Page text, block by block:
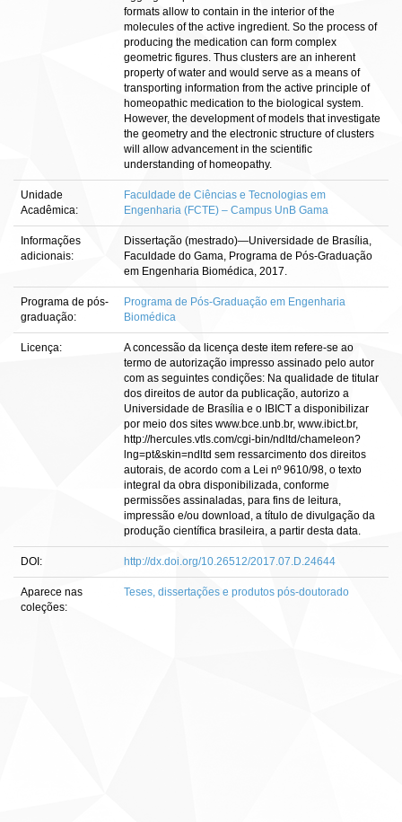
formats allow to contain in the interior of the
molecules of the active ingredient. So the process of
producing the medication can form complex
geometric figures. Thus clusters are an inherent
property of water and would serve as a means of
transporting information from the active principle of
homeopathic medication to the biological system.
However, the development of models that investigate
the geometry and the electronic structure of clusters
will allow advancement in the scientific
understanding of homeopathy.
Unidade
Acadêmica:
Faculdade de Ciências e Tecnologias em
Engenharia (FCTE) – Campus UnB Gama
Informações
adicionais:
Dissertação (mestrado)—Universidade de Brasília,
Faculdade do Gama, Programa de Pós-Graduação
em Engenharia Biomédica, 2017.
Programa de pós-
graduação:
Programa de Pós-Graduação em Engenharia
Biomédica
Licença:
A concessão da licença deste item refere-se ao
termo de autorização impresso assinado pelo autor
com as seguintes condições: Na qualidade de titular
dos direitos de autor da publicação, autorizo a
Universidade de Brasília e o IBICT a disponibilizar
por meio dos sites www.bce.unb.br, www.ibict.br,
http://hercules.vtls.com/cgi-bin/ndltd/chameleon?
lng=pt&skin=ndltd sem ressarcimento dos direitos
autorais, de acordo com a Lei nº 9610/98, o texto
integral da obra disponibilizada, conforme
permissões assinaladas, para fins de leitura,
impressão e/ou download, a título de divulgação da
produção científica brasileira, a partir desta data.
DOI: http://dx.doi.org/10.26512/2017.07.D.24644
Aparece nas
coleções:
Teses, dissertações e produtos pós-doutorado